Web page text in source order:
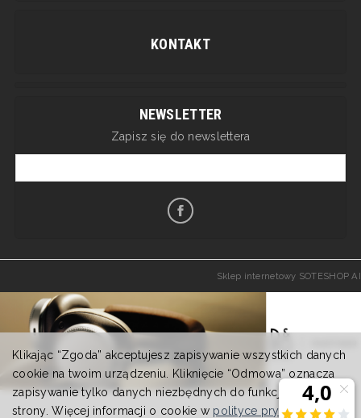
KONTAKT
NEWSLETTER
Zapisz się do newslettera
Sklep internetowy SOTESHOP AI
Klikając “Zgoda” akceptujesz zapisywanie wszystkich danych
cookie na twoim urządzeniu. Kliknięcie “Odmowa” oznacza
zapisywanie tylko danych niezbędnych do funkcjonowania
strony. Więcej informacji o cookie w polityce prywatności.